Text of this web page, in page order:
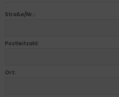
Straße/Nr.:
Postleitzahl:
Ort: